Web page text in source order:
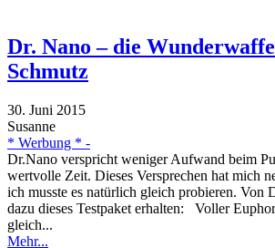
Dr. Nano – die
Schmutz
30. Juni 2015
Susanne
* Werbung * -
Dr.Nano verspricht weniger Aufwand beim
wertvolle Zeit. Dieses Versprechen hat mich
ich musste es natürlich gleich probieren. Von
dazu dieses Testpaket erhalten: Voller
gleich...
Mehr...